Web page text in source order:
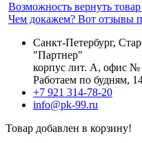
Возможность вернуть
Чем докажем? Вот отзывы
Санкт-Петербург,
"Партнер"
корпус лит. А, офис №
Работаем по будням,
+7 921 314-78-20
info@pk-99.ru
Товар добавлен в корзину!